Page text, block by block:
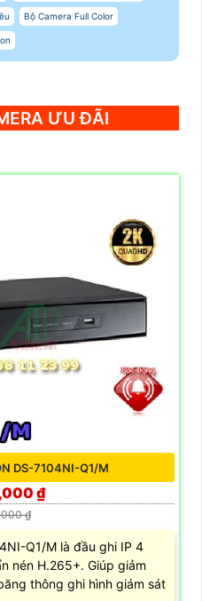
Bộ Camera Full Color
ƯU ĐÃI
DS-7104NI-Q1/M
₫
₫
Q1/M là đầu ghi IP 4
nén H.265+. Giúp giảm
thông ghi hình giám sát